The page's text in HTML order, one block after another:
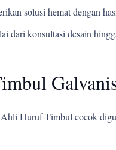
solusi hemat dengan
dari konsultasi desain
Huruf Timbul cocok